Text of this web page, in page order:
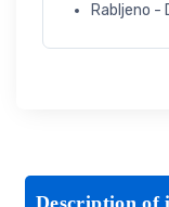
Rabljeno -